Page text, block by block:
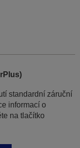
standardní záruční
informací o
na tlačítko